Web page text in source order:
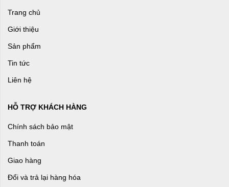
Trang chủ
Giới thiệu
Sản phẩm
Tin tức
Liên hệ
HỖ TRỢ KHÁCH HÀNG
Chính sách bảo mật
Thanh toán
Giao hàng
Đổi và trả lại hàng hóa